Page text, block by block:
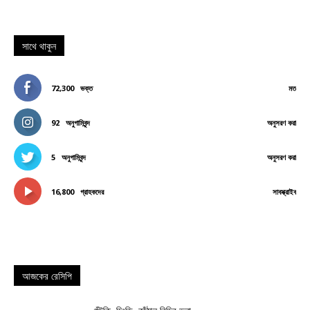
সাথে থাকুন
72,300 ভক্ত মত
92 অনুগামিবৃন্দ অনুসরণ করা
5 অনুগামিবৃন্দ অনুসরণ করা
16,800 গ্রাহকদের সাবস্ক্রাইব
আজকের রেসিপি